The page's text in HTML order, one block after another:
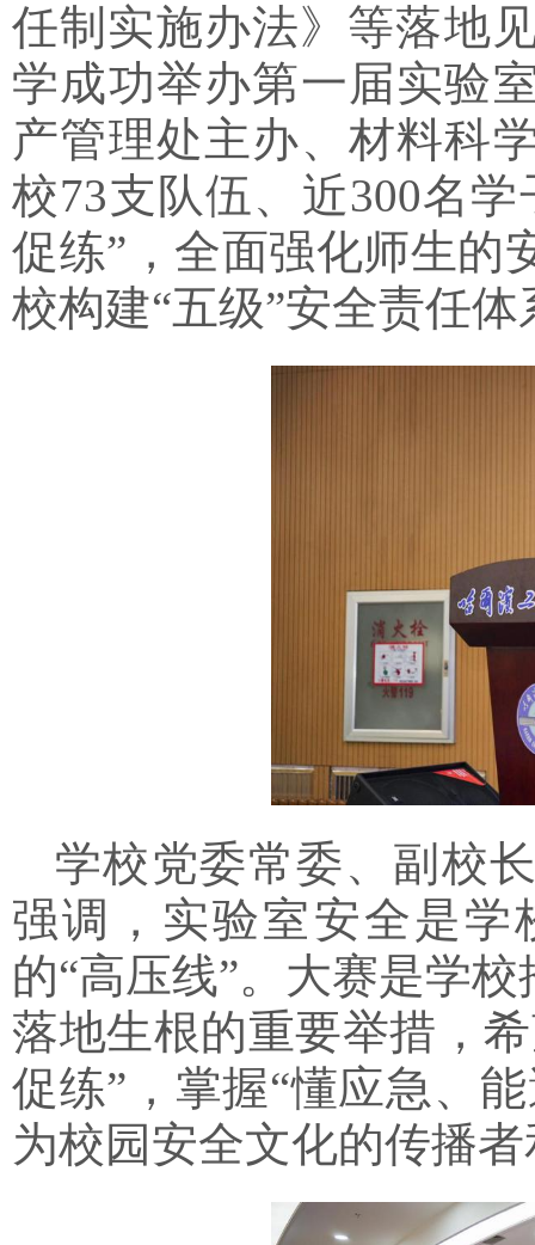
任制实施办法》等落地
学成功举办第一届实验
产管理处主办、材料科
校73支队伍、近300名
促练”，全面强化师生的
校构建“五级”安全责任
学校党委常委、副校
强调，实验室安全是
的“高压线”。大赛是学
落地生根的重要举措，
促练”，掌握“懂应急、
为校园安全文化的传播